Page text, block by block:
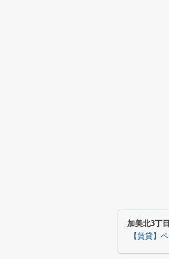
加美北3丁
【賃貸】